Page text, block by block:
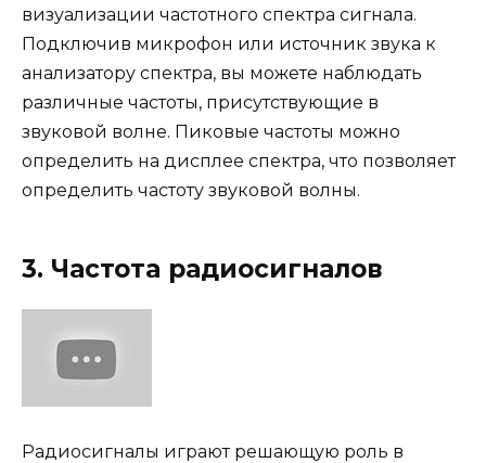
визуализации частотного спектра сигнала.
Подключив микрофон или источник звука к
анализатору спектра, вы можете наблюдать
различные частоты, присутствующие в
звуковой волне. Пиковые частоты можно
определить на дисплее спектра, что позволяет
определить частоту звуковой волны.
3. Частота радиосигналов
Радиосигналы играют решающую роль в